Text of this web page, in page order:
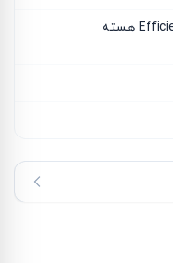
4 هسته Efficient، 8 هسته